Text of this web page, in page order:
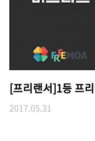
[프리랜서]1등 프
2017.05.31